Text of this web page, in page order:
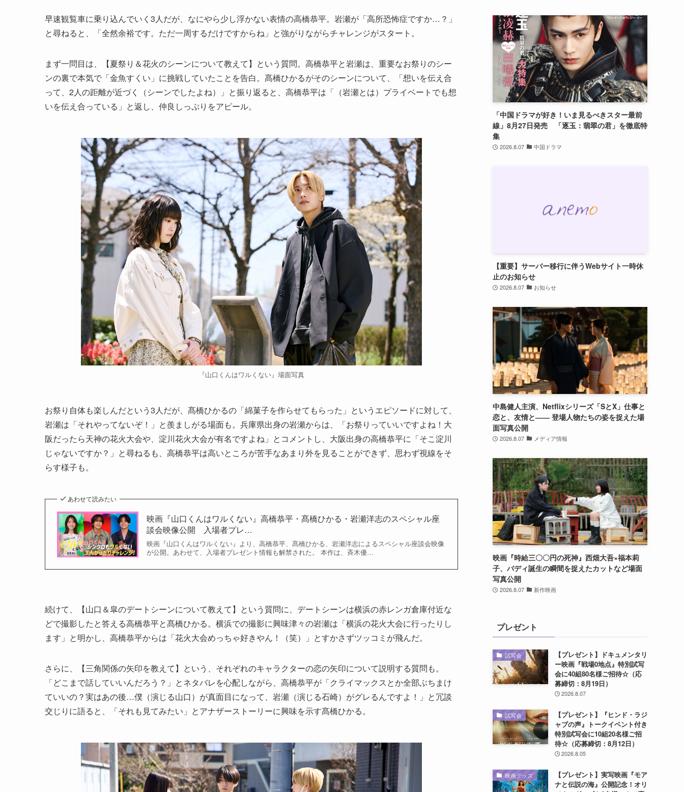
早速観覧車に乗り込んでいく3人だが、なにやら少し浮かない表情の高橋恭平。岩瀬が「高所恐怖症ですか…？」
と尋ねると、「全然余裕です。ただ一周するだけですからね」と強がりながらチャレンジがスタート。
まず一問目は、【夏祭り＆花火のシーンについて教えて】という質問。高橋恭平と岩瀬は、重要なお祭りのシー
ンの裏で本気で「金魚すくい」に挑戦していたことを告白。髙橋ひかるがそのシーンについて、「想いを伝え合
って、2人の距離が近づく（シーンでしたよね）」と振り返ると、高橋恭平は「（岩瀬とは）プライベートでも想
いを伝え合っている」と返し、仲良しっぷりをアピール。
『山口くんはワルくない』場面写真
お祭り自体も楽しんだという3人だが、髙橋ひかるの「綿菓子を作らせてもらった」というエピソードに対して、
岩瀬は「それやってないぞ！」と羨ましがる場面も。兵庫県出身の岩瀬からは、「お祭りっていいですよね！大
阪だったら天神の花火大会や、淀川花火大会が有名ですよね」とコメントし、大阪出身の高橋恭平に「そこ淀川
じゃないですか？」と尋ねるも、高橋恭平は高いところが苦手なあまり外を見ることができず、思わず視線をそ
らす様子も。
あわせて読みたい
映画『山口くんはワルくない』高橋恭平・髙橋ひかる・岩瀬洋志のスペシャル座
談会映像公開 入場者プレ…
映画『山口くんはワルくない』より、高橋恭平、髙橋ひかる、岩瀬洋志によるスペシャル座談会映像
が公開。あわせて、入場者プレゼント情報も解禁された。 本作は、斉木優…
続けて、【山口＆皐のデートシーンについて教えて】という質問に、デートシーンは横浜の赤レンガ倉庫付近な
どで撮影したと答える高橋恭平と髙橋ひかる。横浜での撮影に興味津々の岩瀬は「横浜の花火大会に行ったりし
ます」と明かし、高橋恭平からは「花火大会めっちゃ好きやん！（笑）」とすかさずツッコミが飛んだ。
さらに、【三角関係の矢印を教えて】という、それぞれのキャラクターの恋の矢印について説明する質問も。
「どこまで話していいんだろう？」とネタバレを心配しながら、高橋恭平が「クライマックスとか全部ぶちまけ
ていいの？実はあの後…僕（演じる山口）が真面目になって、岩瀬（演じる石崎）がグレるんですよ！」と冗談
交じりに語ると、「それも見てみたい」とアナザーストーリーに興味を示す髙橋ひかる。
「中国ドラマが好き！いま見るべきスター最前
線」8月27日発売 「逐玉：翡翠の君」を徹底特
集
2026.8.07 中国ドラマ
【重要】サーバー移行に伴うWebサイト一時休
止のお知らせ
2026.8.07 お知らせ
中島健人主演、Netflixシリーズ「SとX」仕事と
恋と、友情と―― 登場人物たちの姿を捉えた場
面写真公開
2026.8.07 メディア情報
映画『時給三〇〇円の死神』西畑大吾×福本莉
子、バディ誕生の瞬間を捉えたカットなど場面
写真公開
2026.8.07 新作映画
プレゼント
試写会
【プレゼント】ドキュメンタリ
ー映画『戦場0地点』特別試写
会に40組80名様ご招待☆（応
募締切：8月19日）
2026.8.07
試写会
【プレゼント】『ヒンド・ラジ
ャブの声』トークイベント付き
特別試写会に10組20名様ご招
待☆（応募締切：8月12日）
2026.8.05
映画グッズ
【プレゼント】実写映画『モア
ナと伝説の海』公開記念！オリ